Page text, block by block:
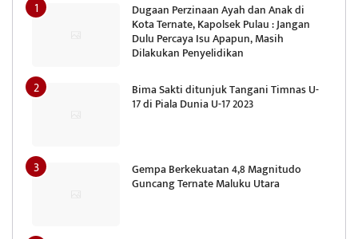
Dugaan Perzinaan Ayah dan Anak di
Kota Ternate, Kapolsek Pulau : Jangan
Dulu Percaya Isu Apapun, Masih
Dilakukan Penyelidikan
Bima Sakti ditunjuk Tangani Timnas U-
17 di Piala Dunia U-17 2023
Gempa Berkekuatan 4,8 Magnitudo
Guncang Ternate Maluku Utara